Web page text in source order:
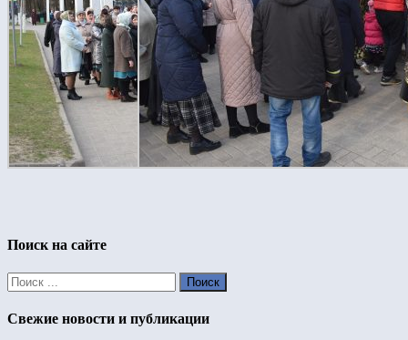
Поиск на сайте
Свежие новости и публикации